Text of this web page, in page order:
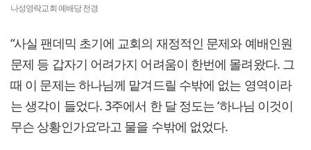
나성영락교회 예배당 전경
“사실 팬데믹 초기에 교회의 재정적인 문제와 예배인원
문제 등 갑자기 어려가지 어려움이 한번에 몰려왔다. 그
때 이 문제는 하나님께 맡겨드릴 수밖에 없는 영역이라
는 생각이 들었다. 3주에서 한 달 정도는 ‘하나님 이것이
무슨 상황인가요’라고 물을 수밖에 없었다.